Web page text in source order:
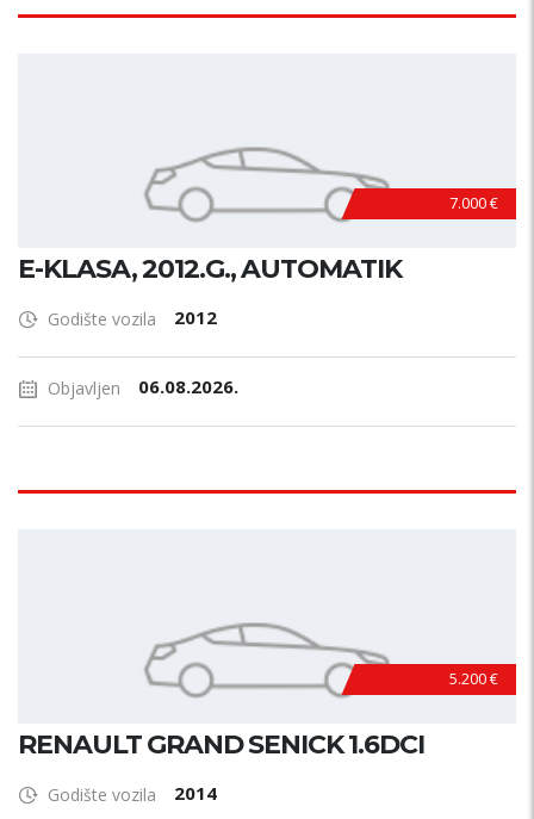
7.000 €
E-KLASA, 2012.G., AUTOMATIK
Godište vozila 2012
Objavljen 06.08.2026.
5.200 €
RENAULT GRAND SENICK 1.6DCI
Godište vozila 2014